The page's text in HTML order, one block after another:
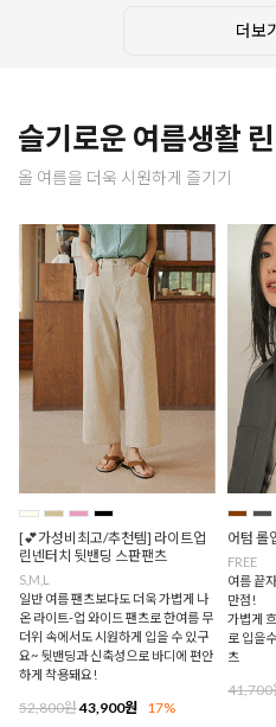
더보
슬기로운 여름생활
올 여름을 더욱 시원하게 즐기기
[💕가성비최고/추천템] 라이트업
린넨터치 뒷밴딩 스판팬츠
S,M,L
일반 여름 팬츠보다도 더욱 가볍게 나
온 라이트-업 와이드 팬츠로 한여름 무
더위 속에서도 시원하게 입을 수 있구
요~ 뒷밴딩과 신축성으로 바디에 편안
하게 착용돼요!
52,800원43,900원 17%
어텀 롤
FREE
여름 끝
만점!
가볍게
로 입을
츠
41,700